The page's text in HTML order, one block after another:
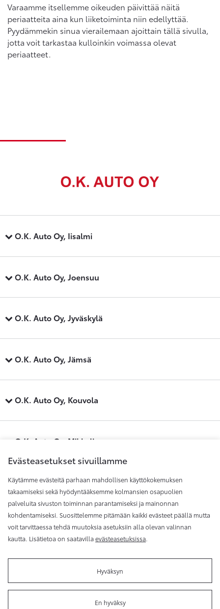
Varaamme itsellemme oikeuden päivittää näitä
periaatteita aina kun liiketoiminta niin edellyttää.
Pyydämmekin sinua vierailemaan ajoittain tällä sivulla,
jotta voit tarkastaa kulloinkin voimassa olevat
periaatteet.
O.K. Auto Oy, Iisalmi
O.K. Auto Oy, Joensuu
O.K. Auto Oy, Jyväskylä
O.K. Auto Oy, Jämsä
O.K. Auto Oy, Kouvola
O.K. Auto Oy, Mikkeli
O.K. Auto Oy, Savonlinna
O.K. Auto Oy, Äänekoski
Evästeasetukset
Evästeasetukset sivuillamme
Käytämme evästeitä parhaan mahdollisen käyttökokemuksen
takaamiseksi sekä hyödyntääksemme kolmansien osapuolien
palveluita sivuston toiminnan parantamiseksi ja mainonnan
kohdentamiseksi. Suosittelemme pitämään kaikki evästeet päällä mutta
voit tarvittaessa tehdä muutoksia asetuksiin alla olevan valinnan
kautta. Lisätietoa on saatavilla evästeasetuksissa.
Hyväksyn
En hyväksy